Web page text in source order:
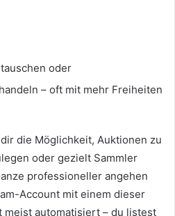
oder
– oft mit mehr Freiheiten
die Möglichkeit, Auktionen zu
oder gezielt Sammler
professioneller angehen
Account mit einem dieser
meist automatisiert – du listest